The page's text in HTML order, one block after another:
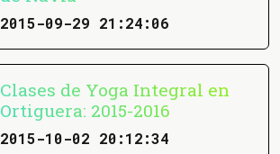
2015-09-29 21:24:06
Clases de Yoga Integral en
Ortiguera: 2015-2016
2015-10-02 20:12:34